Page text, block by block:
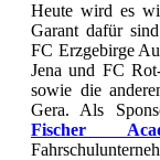
Heute wird es
Garant dafür
FC Erzgebirge
Jena und FC
sowie die
Gera. Als
Fischer